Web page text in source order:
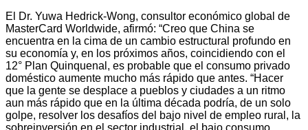
El Dr. Yuwa Hedrick-Wong, consultor económico global de
MasterCard Worldwide, afirmó: “Creo que China se
encuentra en la cima de un cambio estructural profundo en
su economía y, en los próximos años, coincidiendo con el
12° Plan Quinquenal, es probable que el consumo privado
doméstico aumente mucho más rápido que antes. “Hacer
que la gente se desplace a pueblos y ciudades a un ritmo
aun más rápido que en la última década podría, de un solo
golpe, resolver los desafíos del bajo nivel de empleo rural, la